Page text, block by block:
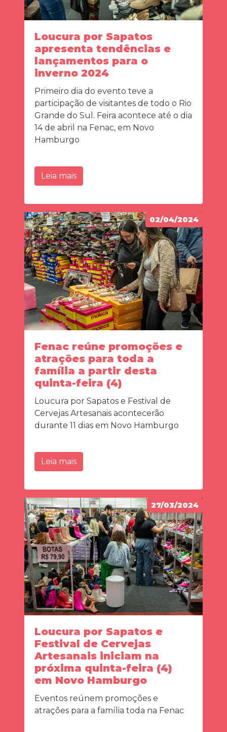
Loucura por Sapatos
apresenta tendências e
lançamentos para o
inverno 2024
Primeiro dia do evento teve a
participação de visitantes de todo o Rio
Grande do Sul. Feira acontece até o dia
14 de abril na Fenac, em Novo
Hamburgo
Leia mais
02/04/2024
Fenac reúne promoções e
atrações para toda a
família a partir desta
quinta-feira (4)
Loucura por Sapatos e Festival de
Cervejas Artesanais acontecerão
durante 11 dias em Novo Hamburgo
Leia mais
27/03/2024
Loucura por Sapatos e
Festival de Cervejas
Artesanais iniciam na
próxima quinta-feira (4)
em Novo Hamburgo
Eventos reúnem promoções e
atrações para a família toda na Fenac